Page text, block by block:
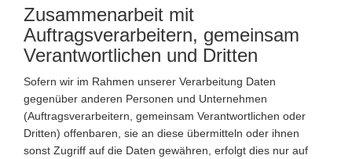
Zusammenarbeit mit
Auftragsverarbeitern, gemeinsam
Verantwortlichen und Dritten
Sofern wir im Rahmen unserer Verarbeitung Daten
gegenüber anderen Personen und Unternehmen
(Auftragsverarbeitern, gemeinsam Verantwortlichen oder
Dritten) offenbaren, sie an diese übermitteln oder ihnen
sonst Zugriff auf die Daten gewähren, erfolgt dies nur auf